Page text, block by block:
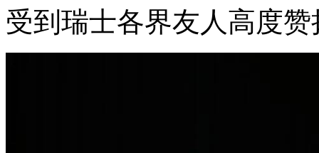
受到瑞士各界友人高度